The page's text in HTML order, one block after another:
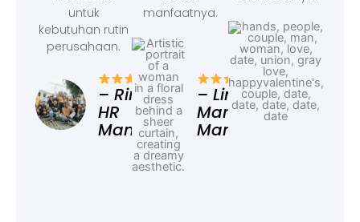
untuk
kebutuhan rutin
perusahaan.
– Rina,
HR
Manager
manfaatnya.
– Linda,
Marketing
Manager